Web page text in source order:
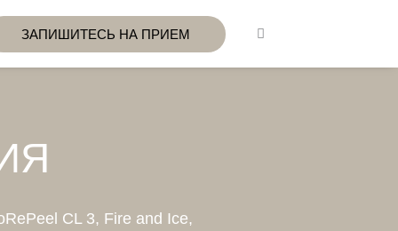
ЗАПИШИТЕСЬ НА ПРИЕМ
CL 3, Fire and Ice,